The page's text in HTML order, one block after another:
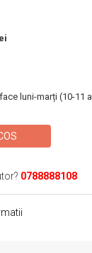
luni-marți (10-11
0788888108